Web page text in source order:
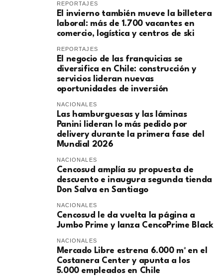
REPORTAJES
El invierno también mueve la billetera
laboral: más de 1.700 vacantes en
comercio, logística y centros de ski
REPORTAJES
El negocio de las franquicias se
diversifica en Chile: construcción y
servicios lideran nuevas
oportunidades de inversión
NACIONALES
Las hamburguesas y las láminas
Panini lideran lo más pedido por
delivery durante la primera fase del
Mundial 2026
NACIONALES
Cencosud amplía su propuesta de
descuento e inaugura segunda tienda
Don Salva en Santiago
NACIONALES
Cencosud le da vuelta la página a
Jumbo Prime y lanza CencoPrime Black
NACIONALES
Mercado Libre estrena 6.000 m² en el
Costanera Center y apunta a los
5.000 empleados en Chile